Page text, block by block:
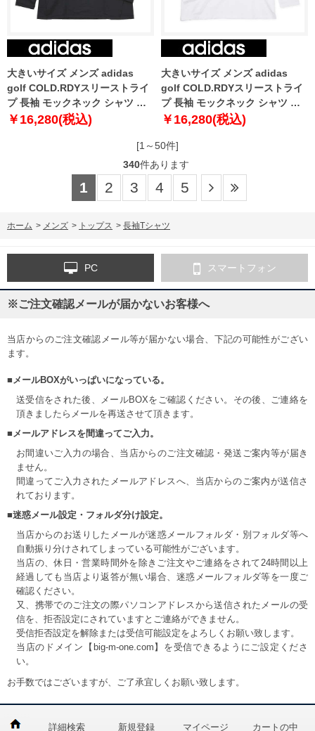
大きいサイズ メンズ adidas
golf COLD.RDYスリーストライ
プ 長袖 モックネック シャツ ブ
ラック 1278-5352-2 3XL 4XL
￥16,280(税込)
大きいサイズ メンズ adidas
golf COLD.RDYスリーストライ
プ 長袖 モックネック シャツ ホ
ワイト 1278-5352-1 3XL 4XL
￥16,280(税込)
[1～50件]
340件あります
1 2 3 4 5
ホーム > メンズ > トップス > 長袖Tシャツ
PC スマートフォン
※ご注文確認メールが届かないお客様へ
当店からのご注文確認メール等が届かない場合、下記の可能性がござい
ます。
■メールBOXがいっぱいになっている。
送受信をされた後、メールBOXをご確認ください。その後、ご連絡を
頂きましたらメールを再送させて頂きます。
■メールアドレスを間違ってご入力。
お間違いご入力の場合、当店からのご注文確認・発送ご案内等が届き
ません。
間違ってご入力されたメールアドレスへ、当店からのご案内が送信さ
れております。
■迷惑メール設定・フォルダ分け設定。
当店からのお送りしたメールが迷惑メールフォルダ・別フォルダ等へ
自動振り分けされてしまっている可能性がございます。
当店の、休日・営業時間外を除きご注文やご連絡をされて24時間以上
経過しても当店より返答が無い場合、迷惑メールフォルダ等を一度ご
確認ください。
又、携帯でのご注文の際パソコンアドレスから送信されたメールの受
信を、拒否設定にされていますとご連絡ができません。
受信拒否設定を解除または受信可能設定をよろしくお願い致します。
当店のドメイン【big-m-one.com】を受信できるようにご設定くださ
い。
お手数ではございますが、ご了承宜しくお願い致します。
詳細検索 新規登録 マイページ カートの中